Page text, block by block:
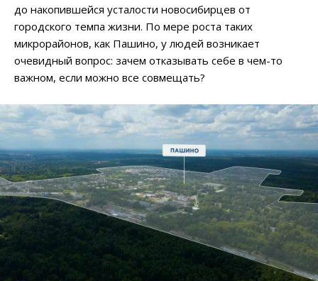
до накопившейся усталости новосибирцев от
городского темпа жизни. По мере роста таких
микрорайонов, как Пашино, у людей возникает
очевидный вопрос: зачем отказывать себе в чем-то
важном, если можно все совмещать?